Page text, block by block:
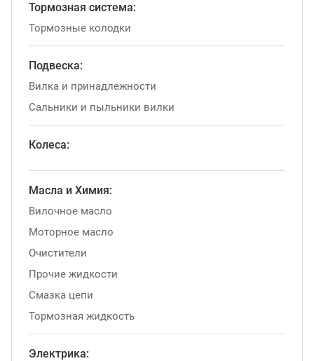
Тормозная система:
Тормозные колодки
Подвеска:
Вилка и принадлежности
Сальники и пыльники вилки
Колеса:
Масла и Химия:
Вилочное масло
Моторное масло
Очистители
Прочие жидкости
Смазка цепи
Тормозная жидкость
Электрика: